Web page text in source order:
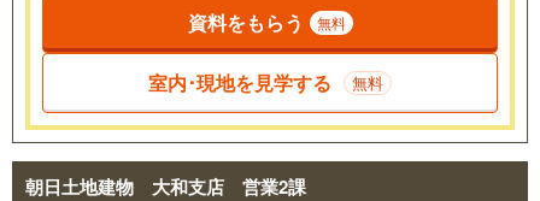
資料をもらう 無料
室内･現地を見学する 無料
朝日土地建物 大和支店 営業2課